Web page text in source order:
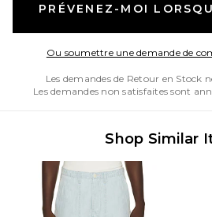
PRÉVENEZ-MOI
Ou soumettre une demande de
Les demandes de Retour en Stock
Les demandes non satisfaites sont
Shop Similar